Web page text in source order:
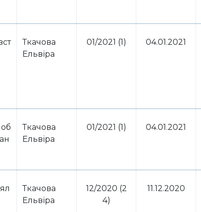
Ткачова
Ельвіра
01/2021 (1) 04.01.2021
Ткачова
Ельвіра
01/2021 (1) 04.01.2021
Ткачова
Ельвіра
12/2020 (2
4)
11.12.2020